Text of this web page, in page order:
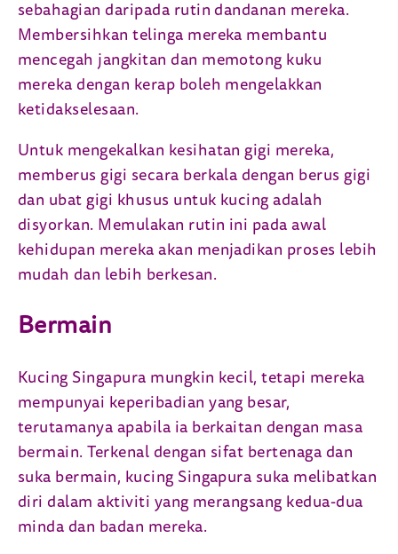
sebahagian daripada rutin dandanan mereka.
Membersihkan telinga mereka membantu
mencegah jangkitan dan memotong kuku
mereka dengan kerap boleh mengelakkan
ketidakselesaan.
Untuk mengekalkan kesihatan gigi mereka,
memberus gigi secara berkala dengan berus gigi
dan ubat gigi khusus untuk kucing adalah
disyorkan. Memulakan rutin ini pada awal
kehidupan mereka akan menjadikan proses lebih
mudah dan lebih berkesan.
Bermain
Kucing Singapura mungkin kecil, tetapi mereka
mempunyai keperibadian yang besar,
terutamanya apabila ia berkaitan dengan masa
bermain. Terkenal dengan sifat bertenaga dan
suka bermain, kucing Singapura suka melibatkan
diri dalam aktiviti yang merangsang kedua-dua
minda dan badan mereka.